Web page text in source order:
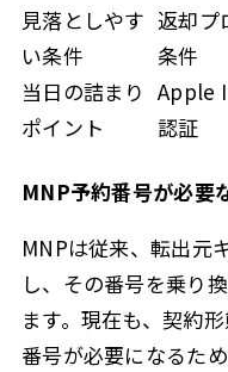
見落としやす
い条件
返却プ
条件
当日の詰まり
ポイント
Apple
認証
MNP予約番号が必要
MNPは従来、転出元
し、その番号を乗り
ます。現在も、契約
番号が必要になるた